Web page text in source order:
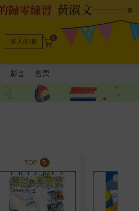
登入/註冊 0
影音 售票
TOP 5